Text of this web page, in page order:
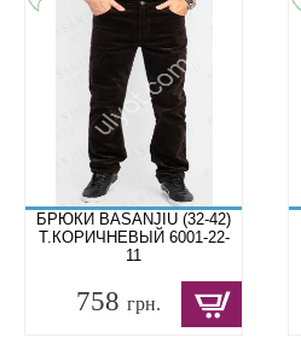
БРЮКИ BASANJIU (32-42)
Т.КОРИЧНЕВЫЙ 6001-22-
11
758 грн.